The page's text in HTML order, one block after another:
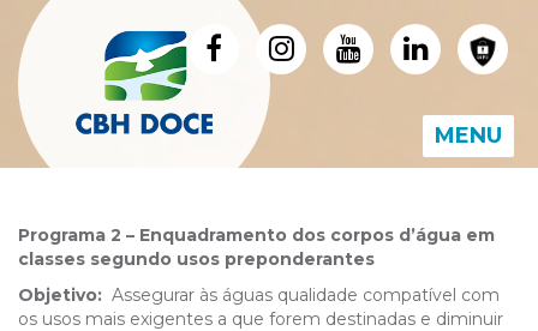
MENU
Programa 2 – Enquadramento dos corpos d’água em
classes segundo usos preponderantes
Objetivo: Assegurar às águas qualidade compatível com
os usos mais exigentes a que forem destinadas e diminuir